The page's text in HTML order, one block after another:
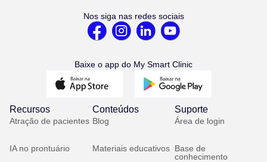
Nos siga nas redes sociais
Baixe o app do My Smart Clinic
Recursos
Atração de pacientes
IA no prontuário
Conteúdos
Blog
Materiais educativos
Suporte
Área de login
Base de
conhecimento